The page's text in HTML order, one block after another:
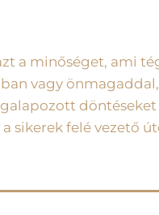
a minőséget, ami
vagy
döntéseket
sikerek felé vezető